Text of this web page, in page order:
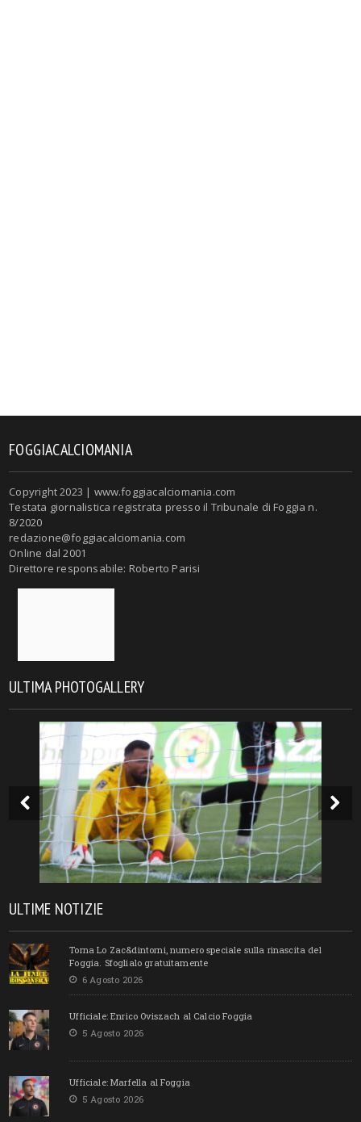
FOGGIACALCIOMANIA
Copyright 2023 | www.foggiacalciomania.com
Testata giornalistica registrata presso il Tribunale di Foggia n.
8/2020
redazione@foggiacalciomania.com
Online dal 2001
Direttore responsabile: Roberto Parisi
ULTIMA PHOTOGALLERY
ULTIME NOTIZIE
Torna Lo Zac&dintorni, numero speciale sulla rinascita del
Foggia. Sfoglialo gratuitamente
6 Agosto 2026
Ufficiale: Enrico Oviszach al Calcio Foggia
5 Agosto 2026
Ufficiale: Marfella al Foggia
5 Agosto 2026